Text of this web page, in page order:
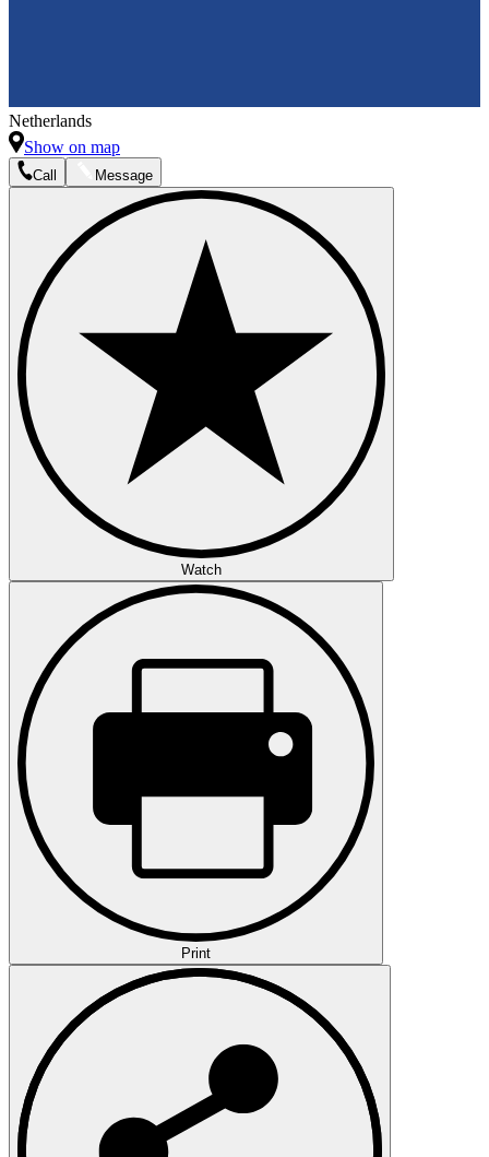
Netherlands
Show on map
Call Message
Watch
Print